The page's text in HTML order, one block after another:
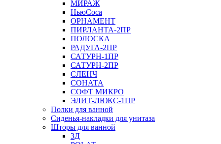
МИРАЖ
НьюСоса
ОРНАМЕНТ
ПИРЛАНТА-2ПР
ПОЛОСКА
РАДУГА-2ПР
САТУРН-1ПР
САТУРН-2ПР
СЛЕНЧ
СОНАТА
СОФТ МИКРО
ЭЛИТ-ЛЮКС-1ПР
Полки для ванной
Сиденья-накладки для унитаза
Шторы для ванной
3Д